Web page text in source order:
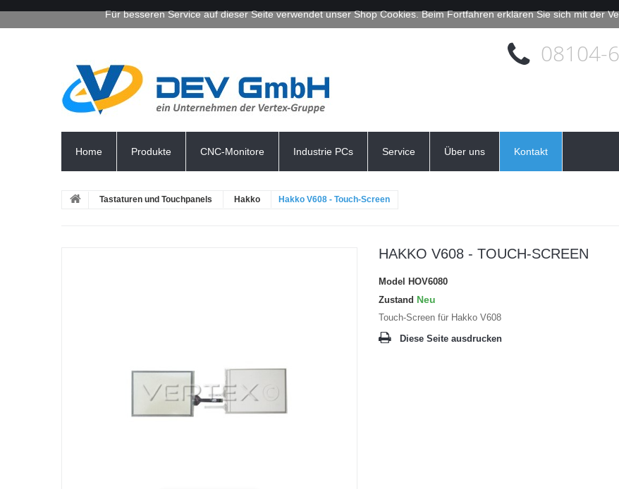
08104-
Home Produkte CNC-Monitore Industrie PCs Service Über uns Kontakt
Tastaturen und Touchpanels Hakko Hakko V608 - Touch-Screen
HAKKO V608 - TOUCH-SCREEN
Model
HOV6080
Zustand Neu
Touch-Screen für Hakko V608
Diese Seite ausdrucken
Für besseren Service auf dieser Seite verwendet unser Shop Cookies. Beim Fortfahren erklären Sie sich mit der